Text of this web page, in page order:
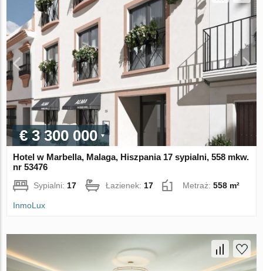
€ 3 300 000
Hotel w Marbella, Malaga, Hiszpania 17 sypialni, 558 mkw.
nr 53476
Sypialni: 17 Łazienek: 17 Metraż:558 m²
InmoLux